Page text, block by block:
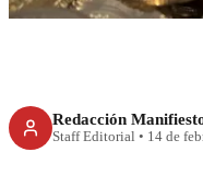
Redacción
Staff Editorial • 14 de